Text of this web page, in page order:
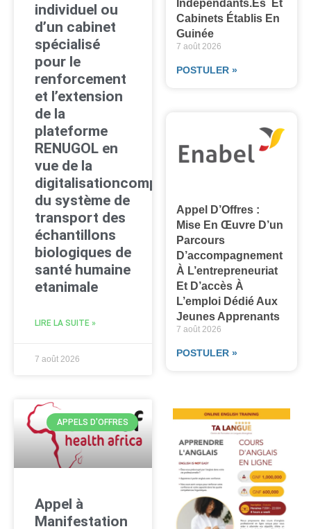
individuel ou
d’un cabinet
spécialisé
pour le
renforcement
et l’extension
de la
plateforme
RENUGOL en
vue de la
digitalisationcomplète
du système de
transport des
échantillons
biologiques de
santé humaine
etanimale
LIRE LA SUITE »
7 août 2026
APPELS D'OFFRES
Appel à
Manifestation
Indépendants.es Et
Cabinets Établis En
Guinée
7 août 2026
POSTULER »
Appel D’Offres :
Mise En Œuvre D’un
Parcours
D’accompagnement
À L’entrepreneuriat
Et D’accès À
L’emploi Dédié Aux
Jeunes Apprenants
7 août 2026
POSTULER »